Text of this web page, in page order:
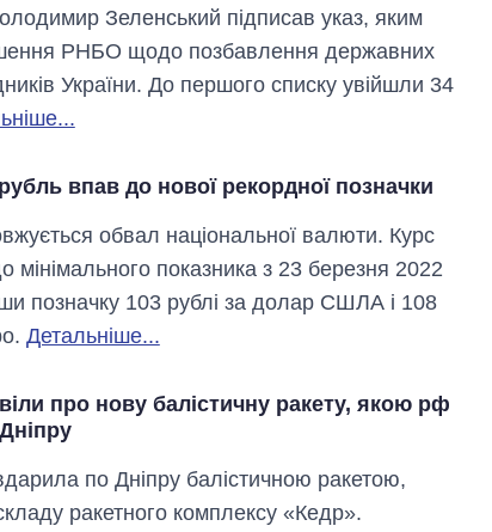
Зеленський підписав указ, яким
РНБО щодо позбавлення державних
України. До першого списку увійшли 34
впав до нової рекордної позначки
обвал національної валюти. Курс
мінімального показника з 23 березня 2022
позначку 103 рублі за долар СШЛА і 108
Детальніше...
про нову балістичну ракету, якою рф
по Дніпру балістичною ракетою,
ракетного комплексу «Кедр».